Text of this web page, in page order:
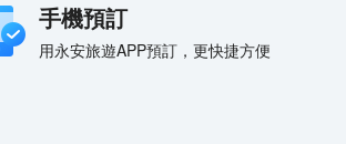
手機預訂
用永安旅遊APP預訂，更快捷方便